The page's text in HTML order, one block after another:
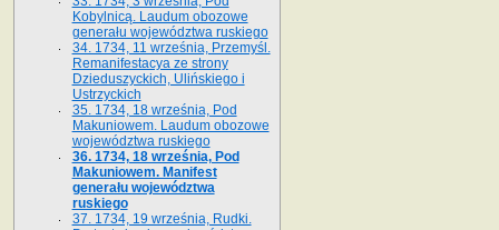
Kobylnicą. Laudum obozowe
generału województwa ruskiego
34. 1734, 11 września, Przemyśl.
Remanifestacya ze strony
Dzieduszyckich, Ulińskiego i
Ustrzyckich
35. 1734, 18 września, Pod
Makuniowem. Laudum obozowe
województwa ruskiego
36. 1734, 18 września, Pod
Makuniowem. Manifest
generału województwa
ruskiego
37. 1734, 19 września, Rudki.